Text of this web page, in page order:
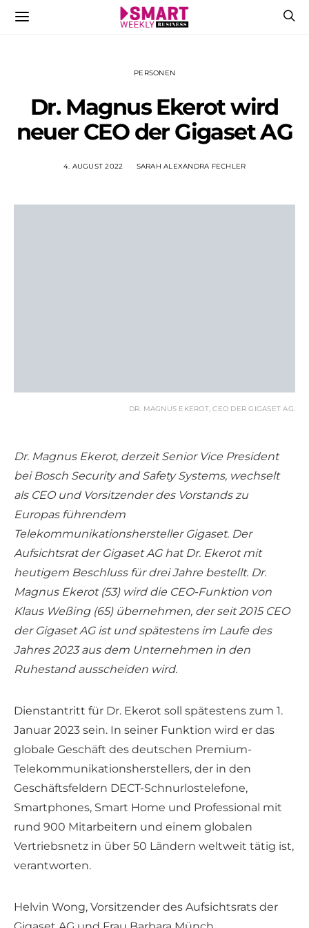
PERSONEN
Dr. Magnus Ekerot wird
neuer CEO der Gigaset AG
4. AUGUST 2022 SARAH ALEXANDRA FECHLER
DR. MAGNUS EKEROT, CEO DER GIGASET AG.
Dr. Magnus Ekerot, derzeit Senior Vice President
bei Bosch Security and Safety Systems, wechselt
als CEO und Vorsitzender des Vorstands zu
Europas führendem
Telekommunikationshersteller Gigaset. Der
Aufsichtsrat der Gigaset AG hat Dr. Ekerot mit
heutigem Beschluss für drei Jahre bestellt. Dr.
Magnus Ekerot (53) wird die CEO-Funktion von
Klaus Weßing (65) übernehmen, der seit 2015 CEO
der Gigaset AG ist und spätestens im Laufe des
Jahres 2023 aus dem Unternehmen in den
Ruhestand ausscheiden wird.
Dienstantritt für Dr. Ekerot soll spätestens zum 1.
Januar 2023 sein. In seiner Funktion wird er das
globale Geschäft des deutschen Premium-
Telekommunikationsherstellers, der in den
Geschäftsfeldern DECT-Schnurlostelefone,
Smartphones, Smart Home und Professional mit
rund 900 Mitarbeitern und einem globalen
Vertriebsnetz in über 50 Ländern weltweit tätig ist,
verantworten.
Helvin Wong, Vorsitzender des Aufsichtsrats der